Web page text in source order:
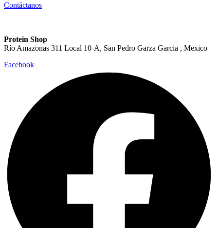
Contáctanos
Protein Shop
Río Amazonas 311 Local 10-A, San Pedro Garza Garcia , Mexico
Facebook